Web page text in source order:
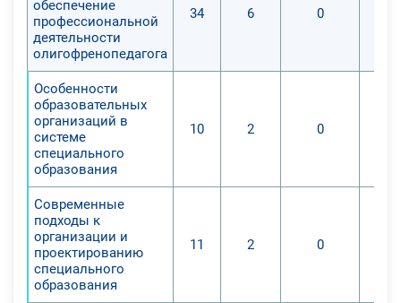
личностноориентированный. Его
основная цель – удовлетворение
самоактуализации,
курса поможет вам удовлетворить
обеспечение
профессиональной
деятельности
олигофренопедагога
34 6 0
Особенности
образовательных
организаций в
системе
специального
образования
10 2 0
Современные
подходы к
организации и
проектированию
специального
образования
11 2 0